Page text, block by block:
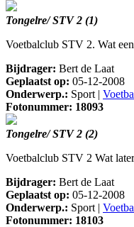
Tongelre/ STV 2 (1)
Voetbalclub STV 2. Wat
Bijdrager: Bert de Laat
Geplaatst op: 05-12-2008
Onderwerp.: Sport |
Fotonummer: 18093
Tongelre/ STV 2 (2)
Voetbalclub STV 2 Wat
Bijdrager: Bert de Laat
Geplaatst op: 05-12-2008
Onderwerp.: Sport |
Fotonummer: 18103